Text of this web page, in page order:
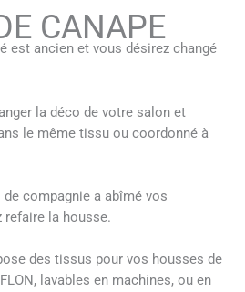
CANAPE
est ancien et vous désirez changé
la déco de votre salon et
le même tissu ou coordonné à
compagnie a abîmé vos
refaire la housse.
des tissus pour vos housses de
lavables en machines, ou en